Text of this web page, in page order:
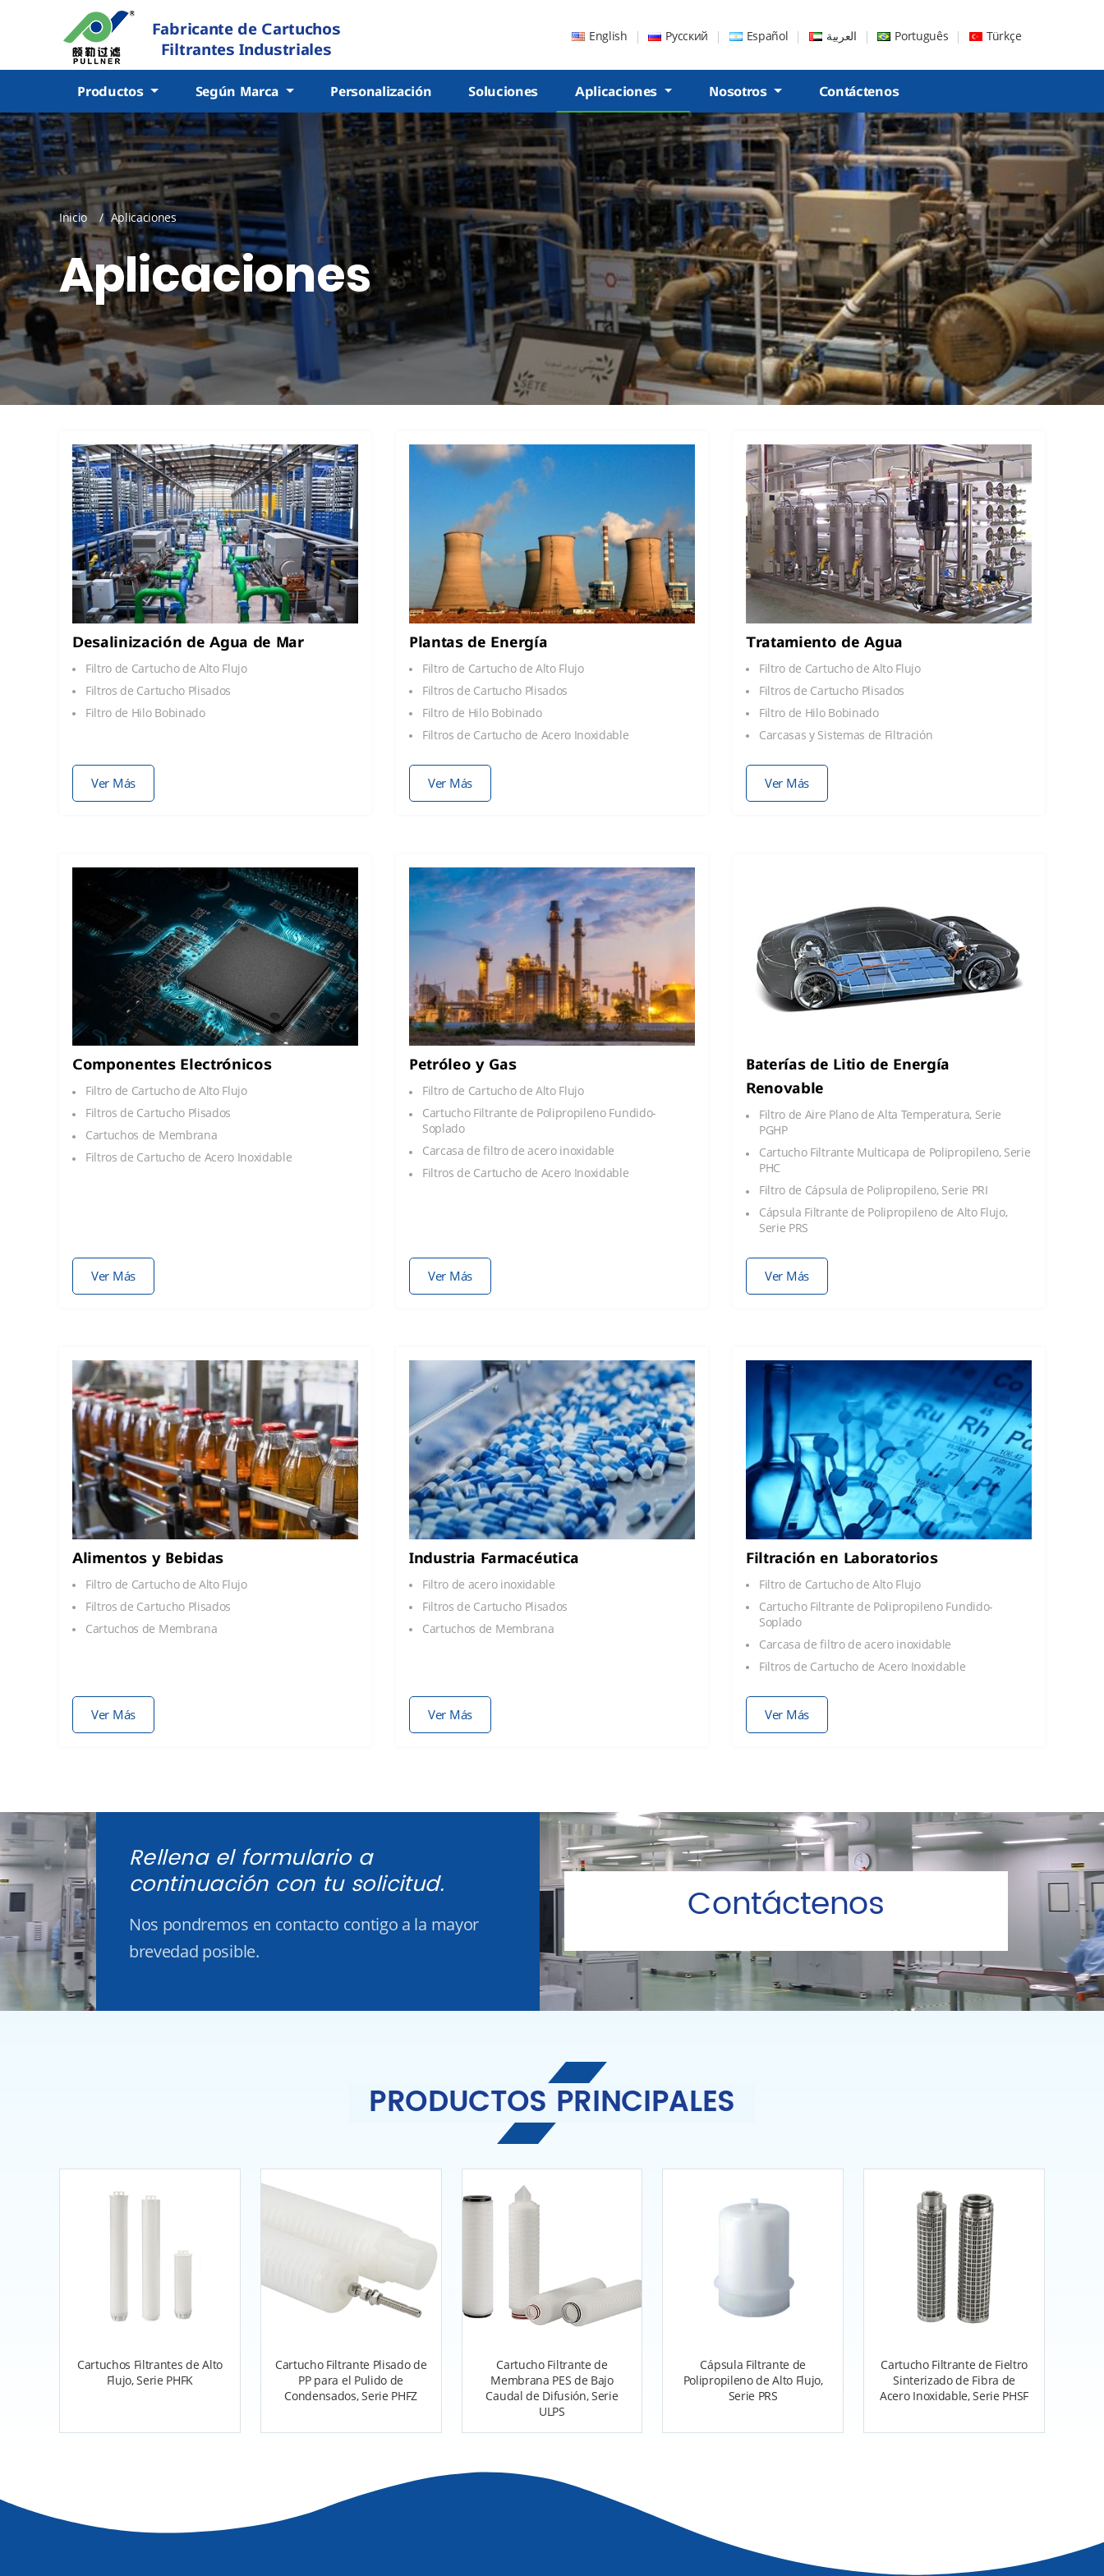
Fabricante de Cartuchos
Filtrantes Industriales
English Русский Español العربية Português Türkçe
Productos Según Marca Personalización Soluciones Aplicaciones Nosotros Contáctenos
Inicio Aplicaciones
Aplicaciones
Desalinización de Agua de Mar
Filtro de Cartucho de Alto Flujo
Filtros de Cartucho Plisados
Filtro de Hilo Bobinado
Ver Más
Plantas de Energía
Filtro de Cartucho de Alto Flujo
Filtros de Cartucho Plisados
Filtro de Hilo Bobinado
Filtros de Cartucho de Acero Inoxidable
Ver Más
Tratamiento de Agua
Filtro de Cartucho de Alto Flujo
Filtros de Cartucho Plisados
Filtro de Hilo Bobinado
Carcasas y Sistemas de Filtración
Ver Más
Componentes Electrónicos
Filtro de Cartucho de Alto Flujo
Filtros de Cartucho Plisados
Cartuchos de Membrana
Filtros de Cartucho de Acero Inoxidable
Ver Más
Petróleo y Gas
Filtro de Cartucho de Alto Flujo
Cartucho Filtrante de Polipropileno Fundido-
Soplado
Carcasa de filtro de acero inoxidable
Filtros de Cartucho de Acero Inoxidable
Ver Más
Baterías de Litio de Energía
Renovable
Filtro de Aire Plano de Alta Temperatura, Serie
PGHP
Cartucho Filtrante Multicapa de Polipropileno, Serie
PHC
Filtro de Cápsula de Polipropileno, Serie PRI
Cápsula Filtrante de Polipropileno de Alto Flujo,
Serie PRS
Ver Más
Alimentos y Bebidas
Filtro de Cartucho de Alto Flujo
Filtros de Cartucho Plisados
Cartuchos de Membrana
Ver Más
Industria Farmacéutica
Filtro de acero inoxidable
Filtros de Cartucho Plisados
Cartuchos de Membrana
Ver Más
Filtración en Laboratorios
Filtro de Cartucho de Alto Flujo
Cartucho Filtrante de Polipropileno Fundido-
Soplado
Carcasa de filtro de acero inoxidable
Filtros de Cartucho de Acero Inoxidable
Ver Más
Rellena el formulario a
continuación con tu solicitud.
Nos pondremos en contacto contigo a la mayor
brevedad posible.
Contáctenos
PRODUCTOS PRINCIPALES
Cartuchos Filtrantes de Alto
Flujo, Serie PHFK
Cartucho Filtrante Plisado de
PP para el Pulido de
Condensados, Serie PHFZ
Cartucho Filtrante de
Membrana PES de Bajo
Caudal de Difusión, Serie
ULPS
Cápsula Filtrante de
Polipropileno de Alto Flujo,
Serie PRS
Cartucho Filtrante de Fieltro
Sinterizado de Fibra de
Acero Inoxidable, Serie PHSF